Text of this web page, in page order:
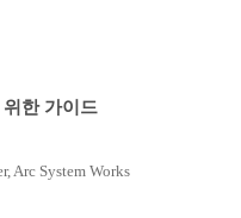
한 가이드
Arc System Works